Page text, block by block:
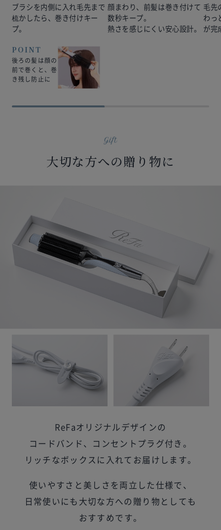
ブラシを内側に入れ毛先まで
梳かしたら、巻き付けキー
プ。
POINT
後ろの髪は顔の
前で巻くと、巻
き残し防止に
顔まわり、前髪は巻き付けて
数秒キープ。
熱さを感じにくい安心設計。
毛先
わっ
が完
大切な方への贈り物に
ReFaオリジナルデザインの
コードバンド、
コンセントプラグ付き。
リッチなボックスに入れてお届けします。
使いやすさと美しさを両立した仕様で、
日常使いにも大切な方への贈り物としても
おすすめです。